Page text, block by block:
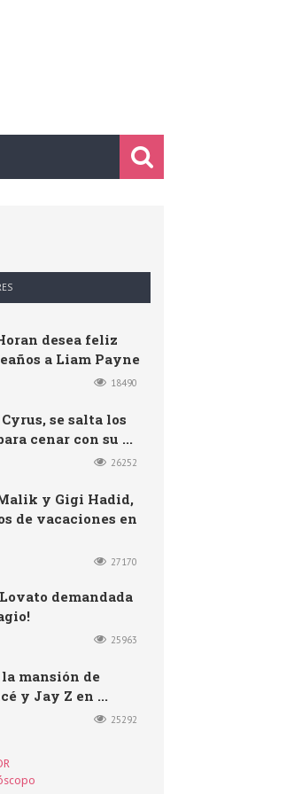
desea feliz
a Liam Payne
18490
se salta los
cenar con su ...
26252
y Gigi Hadid,
de vacaciones en
27170
Lovato demandada
25963
mansión de
y Jay Z en ...
25292